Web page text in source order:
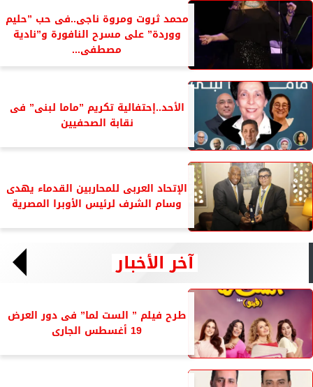
محمد ثروت ومروة ناجى..فى حب ”حليم
ووردة” على مسرح النافورة و”نادية
مصطفى...
الأحد..إحتفالية تكريم ”ماما لبنى” فى
نقابة الصحفيين
الإتحاد العربى للمحاربين القدماء يهدى
وسام الشرف لرئيس الأوبرا المصرية
آخر الأخبار
طرح فيلم ” الست لما” فى دور العرض
19 أغسطس الجارى